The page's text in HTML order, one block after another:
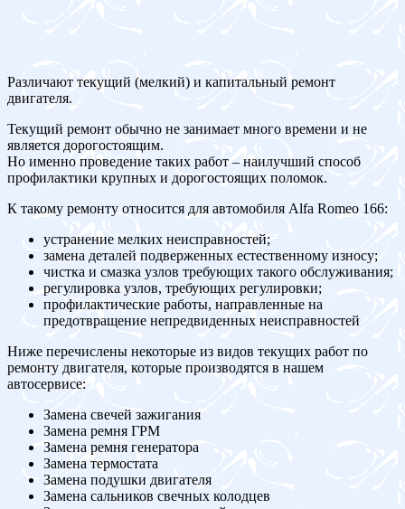
Различают текущий (мелкий) и капитальный ремонт
двигателя.
Текущий ремонт обычно не занимает много времени и не
является дорогостоящим.
Но именно проведение таких работ – наилучший способ
профилактики крупных и дорогостоящих поломок.
К такому ремонту относится для автомобиля Alfa Romeo 166:
устранение мелких неисправностей;
замена деталей подверженных естественному износу;
чистка и смазка узлов требующих такого обслуживания;
регулировка узлов, требующих регулировки;
профилактические работы, направленные на
предотвращение непредвиденных неисправностей
Ниже перечислены некоторые из видов текущих работ по
ремонту двигателя, которые производятся в нашем
автосервисе:
Замена свечей зажигания
Замена ремня ГРМ
Замена ремня генератора
Замена термостата
Замена подушки двигателя
Замена сальников свечных колодцев